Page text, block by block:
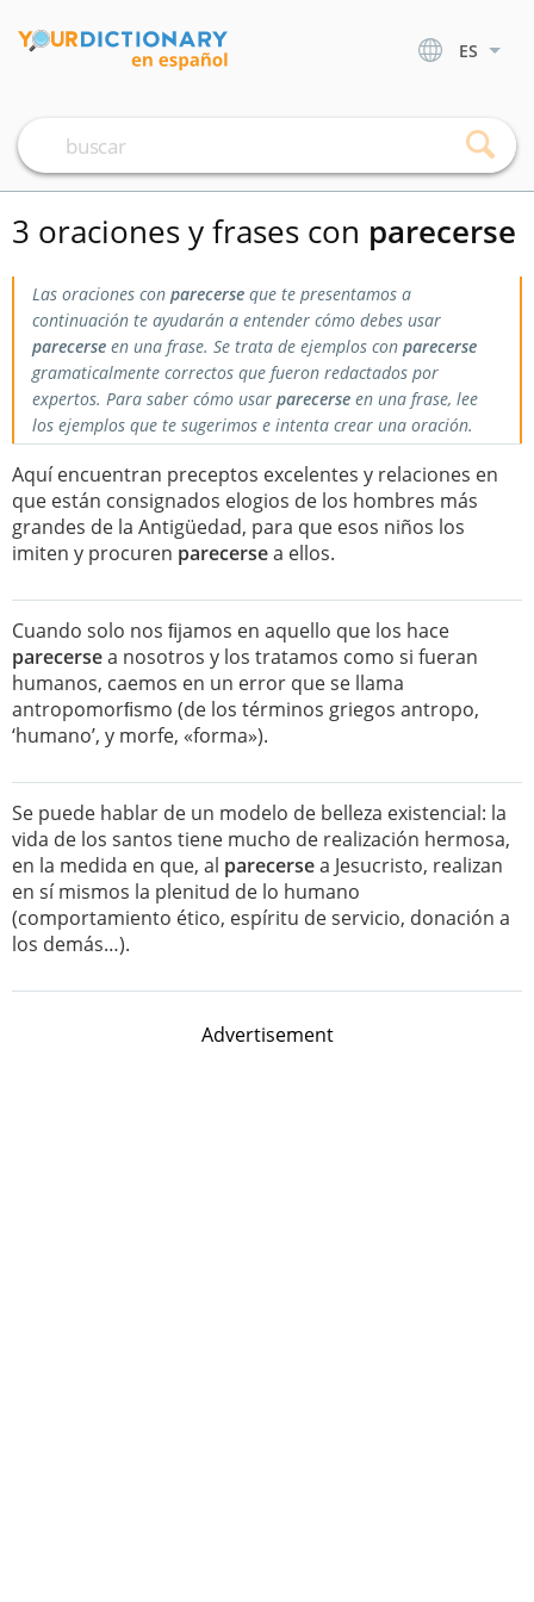
ES
3 oraciones y frases con parecerse
Las oraciones con parecerse que te presentamos a
continuación te ayudarán a entender cómo debes usar
parecerse en una frase. Se trata de ejemplos con parecerse
gramaticalmente correctos que fueron redactados por
expertos. Para saber cómo usar parecerse en una frase, lee
los ejemplos que te sugerimos e intenta crear una oración.
Aquí encuentran preceptos excelentes y relaciones en
que están consignados elogios de los hombres más
grandes de la Antigüedad, para que esos niños los
imiten y procuren parecersea ellos.
Cuando solo nos ﬁjamos en aquello que los hace
parecersea nosotros y los tratamos como si fueran
humanos, caemos en un error que se llama
antropomorﬁsmo (de los términos griegos antropo,
‘humano’, y morfe, «forma»).
Se puede hablar de un modelo de belleza existencial: la
vida de los santos tiene mucho de realización hermosa,
en la medida en que, al parecersea Jesucristo, realizan
en sí mismos la plenitud de lo humano
(comportamiento ético, espíritu de servicio, donación a
los demás…).
Advertisement